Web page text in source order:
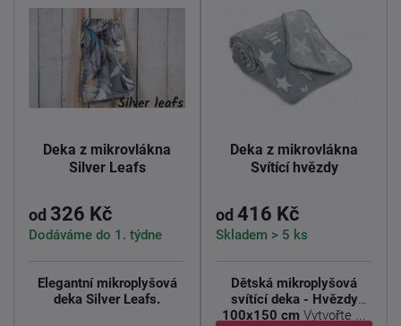
Deka z mikrovlákna
Silver Leafs
od 326 Kč
Dodáváme do 1. týdne
Elegantní mikroplyšová
deka Silver Leafs.
Deka z mikrovlákna
Svítící hvězdy
od 416 Kč
Skladem > 5 ks
Dětská mikroplyšová
svítící deka - Hvězdy
100x150 cm Vytvořte ...